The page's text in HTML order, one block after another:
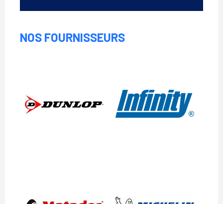
NOS FOURNISSEURS
Infinity